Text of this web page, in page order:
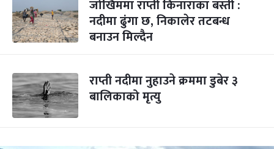
जोखिममा राप्ती किनाराका बस्ती :
नदीमा ढुंगा छ, निकालेर तटबन्ध
बनाउन मिल्दैन
राप्ती नदीमा नुहाउने क्रममा डुबेर ३
बालिकाको मृत्यु